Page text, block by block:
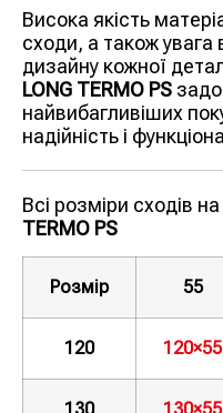
Висока якість
сходи, а також
дизайну кожної
LONG TERMO PS
найвибагливіших
надійність і
Всі розміри сходів
TERMO PS
Розмір 55
120 120×55
130 130×55